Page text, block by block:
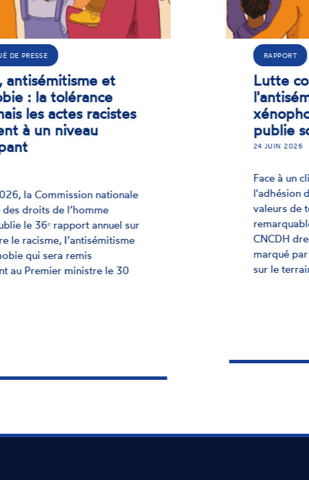
Lutte contre le racisme,
l'antisémitisme et la
xénophobie : la CNCDH
publie son rapport 2025
l'adhésion des citoyens français aux
valeurs de tolérance montre une résilience
remarquable. Le rapport annuel de la
CNCDH dresse un bilan de l'année 2025,
marqué par une hausse des actes de haine
sur le terrain.